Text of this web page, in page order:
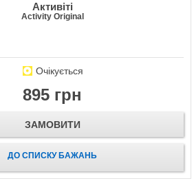
Активіті
Activity Original
Очікується
895 грн
ЗАМОВИТИ
ДО СПИСКУ БАЖАНЬ